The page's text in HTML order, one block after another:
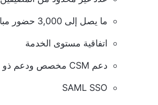
ما يصل إلى 3,000 حضور مباشر
اتفاقية مستوى الخدمة
دعم CSM مخصص ودعم ذو أولوية
SAML SSO